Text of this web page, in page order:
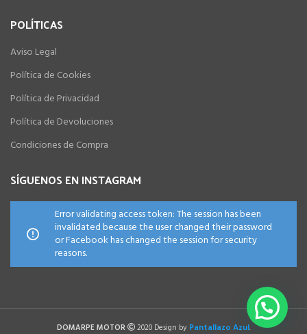
POLÍTICAS
Aviso Legal
Política de Cookies
Política de Privacidad
Política de Devoluciones
Condiciones de Compra
SÍGUENOS EN INSTAGRAM
Error validating access token: The session has been
invalidated because the user changed their password
or Facebook has changed the session for security
reasons.
DOMARPE MOTOR 2020 Design by Pantallazo Azul.